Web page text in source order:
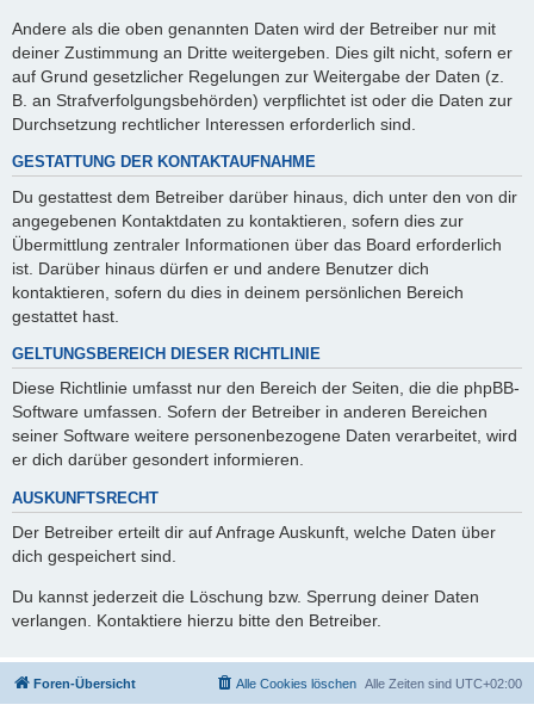
Andere als die oben genannten Daten wird der Betreiber nur mit
deiner Zustimmung an Dritte weitergeben. Dies gilt nicht, sofern er
auf Grund gesetzlicher Regelungen zur Weitergabe der Daten (z.
B. an Strafverfolgungsbehörden) verpflichtet ist oder die Daten zur
Durchsetzung rechtlicher Interessen erforderlich sind.
GESTATTUNG DER KONTAKTAUFNAHME
Du gestattest dem Betreiber darüber hinaus, dich unter den von dir
angegebenen Kontaktdaten zu kontaktieren, sofern dies zur
Übermittlung zentraler Informationen über das Board erforderlich
ist. Darüber hinaus dürfen er und andere Benutzer dich
kontaktieren, sofern du dies in deinem persönlichen Bereich
gestattet hast.
GELTUNGSBEREICH DIESER RICHTLINIE
Diese Richtlinie umfasst nur den Bereich der Seiten, die die phpBB-
Software umfassen. Sofern der Betreiber in anderen Bereichen
seiner Software weitere personenbezogene Daten verarbeitet, wird
er dich darüber gesondert informieren.
AUSKUNFTSRECHT
Der Betreiber erteilt dir auf Anfrage Auskunft, welche Daten über
dich gespeichert sind.
Du kannst jederzeit die Löschung bzw. Sperrung deiner Daten
verlangen. Kontaktiere hierzu bitte den Betreiber.
Foren-Übersicht Alle Zeiten sind UTC+02:00
Alle Cookies löschen